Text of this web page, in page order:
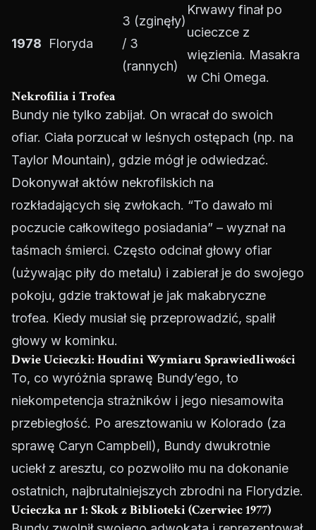
1978 Floryda
3 (zginęły)
/ 3
(rannych)
Krwawy finał po
ucieczce z
więzienia. Masakra
w Chi Omega.
Nekrofilia i Trofea
Bundy nie tylko zabijał. On wracał do swoich
ofiar. Ciała porzucał w leśnych ostępach (np. na
Taylor Mountain), gdzie mógł je odwiedzać.
Dokonywał aktów nekrofilskich na
rozkładających się zwłokach. “To dawało mi
poczucie całkowitego posiadania” – wyznał na
taśmach śmierci. Często odcinał głowy ofiar
(używając piły do metalu) i zabierał je do swojego
pokoju, gdzie traktował je jak makabryczne
trofea. Kiedy musiał się przeprowadzić, spalił
głowy w kominku.
Dwie Ucieczki: Houdini Wymiaru Sprawiedliwości
To, co wyróżnia sprawę Bundy’ego, to
niekompetencja strażników i jego niesamowita
przebiegłość. Po aresztowaniu w Kolorado (za
sprawę Caryn Campbell), Bundy dwukrotnie
uciekł z aresztu, co pozwoliło mu na dokonanie
ostatnich, najbrutalniejszych zbrodni na Florydzie.
Ucieczka nr 1: Skok z Biblioteki (Czerwiec 1977)